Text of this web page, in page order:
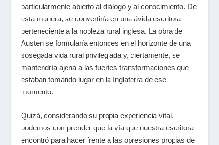
particularmente abierto al diálogo y al conocimiento. De
esta manera, se convertiría en una ávida escritora
perteneciente a la nobleza rural inglesa. La obra de
Austen se formularía entonces en el horizonte de una
sosegada vida rural privilegiada y, ciertamente, se
mantendría ajena a las fuertes transformaciones que
estaban tomando lugar en la Inglaterra de ese
momento.
Quizá, considerando su propia experiencia vital,
podemos comprender que la vía que nuestra escritora
encontró para hacer frente a las opresiones propias de